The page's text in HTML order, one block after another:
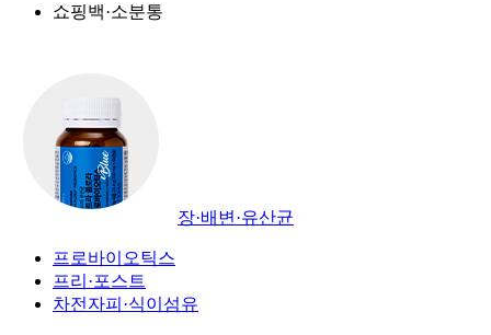
쇼핑백·소분통
장·배변·유산균
프로바이오틱스
프리·포스트
차전자피·식이섬유